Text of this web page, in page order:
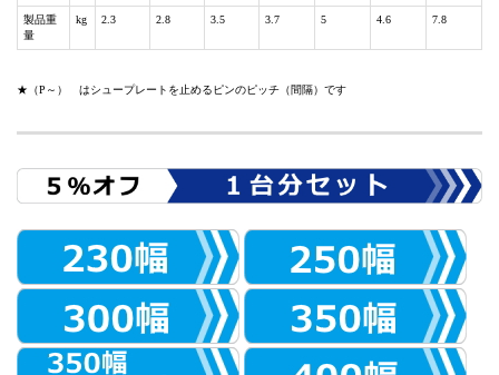
製品重
量
kg 2.3 2.8 3.5 3.7 5 4.6 7.8
★（P～） はシュープレートを止めるピンのピッチ（間隔）です